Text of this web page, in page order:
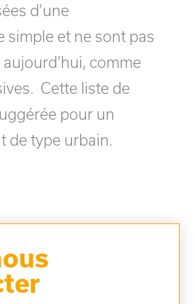
d’une
simple et ne sont pas
comme
Cette liste de
pour un
de type urbain.